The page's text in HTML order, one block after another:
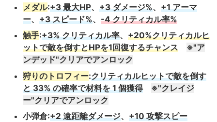
メダル:+3 最大HP、 +3 ダメージ%、 +1 アーマ
ー、 +3 スピード%、 -4 クリティカル率%
触手:+3% クリティカル率、 +20%クリティカルヒ
ットで敵を倒すとHPを1回復するチャンス
※"ア
ンデッド"クリアでアンロック
狩りのトロフィー:クリティカルヒットで敵を倒す
と 33% の確率で材料を 1 個獲得
※"クレイジ
ー"クリアでアンロック
小弾倉:+2 遠距離ダメージ、 +10 攻撃スピー